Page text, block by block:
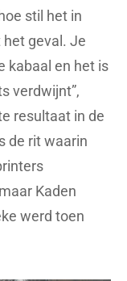
stil het in
het geval. Je
kabaal en het is
verdwijnt”,
resultaat in de
de rit waarin
Kaden
werd toen